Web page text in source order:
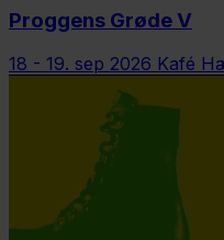
Proggens Grøde V
18 - 19. sep 2026 Kafé